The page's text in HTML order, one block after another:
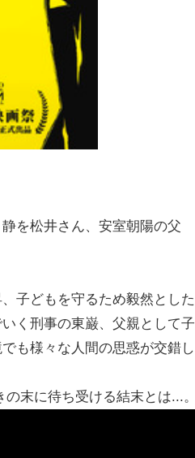
を松井さん、安室朝陽の父
子どもを守るため毅然とした
く刑事の東巌、父親として子
も様々な人間の思惑が交錯し
末に待ち受ける結末とは...。